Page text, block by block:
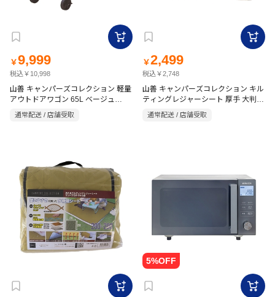
￥9,999
税込￥10,998
山善 キャンパーズコレクション 軽量
アウトドアワゴン 65L ベージュ
通常配送 / 店舗受取
￥2,499
税込￥2,748
山善 キャンパーズコレクション キル
ティングレジャーシート 厚手 大判
150×200cm コヨーテ HAB-
1520SP(CY)
通常配送 / 店舗受取